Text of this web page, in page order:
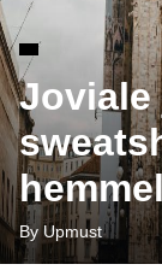
Joviale
By Upmust